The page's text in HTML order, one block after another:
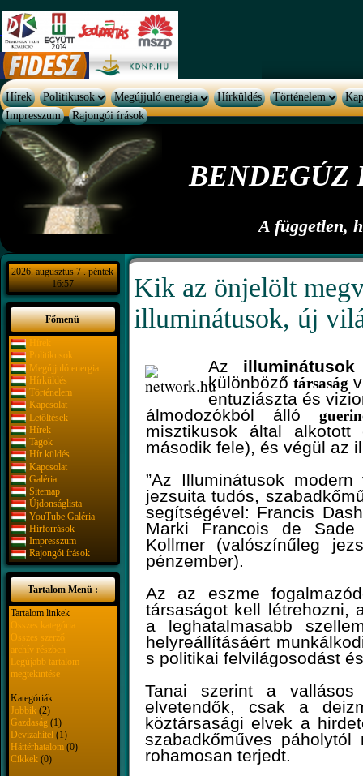
Hírek Politikusok Megújjuló energia Hírküldés Történelem
Impresszum
Rajongói írások
BENDEGÚZ
A független,
2026. augusztus 7 . péntek
16:57
Főmenü
Hírek
Politikusok
Megújjuló energia
Hírküldés
Történelem
Kapcsolat
Letöltések
Hírek
Tagok
Hír küldés
Kapcsolat
Galéria
Sitemap
Újdonságlista
YouTube Galéria
Hírforrások
Impresszum
Rajongói írások
Tartalom Menü :
Tartalom linkek
Összes kategória
Összes szerző
archív részben
Legújabb tartalom
megtekintése
Kategóriák
Jobbik (2)
Gazdaság (1)
Devizahitel (1)
Háttérhatalom (0)
Cikkek (0)
Kik az önjelölt
illuminátusok, új
Az
illuminátusok
különböző társaság
entuziászta és
álmodozókból álló
misztikusok által alkotott
második fele), és végül az
”Az Illuminátusok
jezsuita tudós,
segítségével: Francis
Marki Francois de Sade
Kollmer (valószínűleg
pénzember).
Az az eszme
társaságot kell létrehozni,
a leghatalmasabb
helyreállításáért
s politikai felvilágosodást
Tanai szerint a vallásos
elvetendők, csak a
köztársasági elvek a
szabadkőműves
rohamosan terjedt.